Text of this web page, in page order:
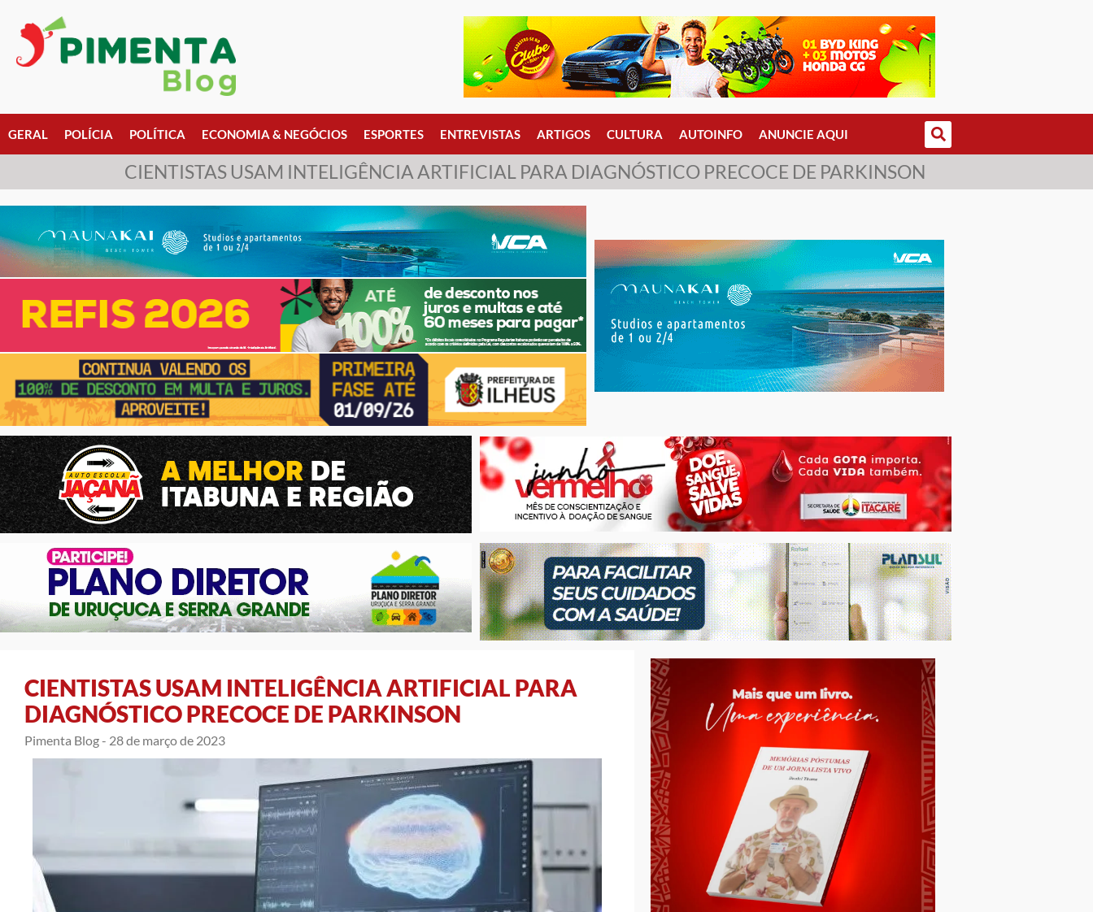
GERAL POLÍCIA POLÍTICA ECONOMIA & NEGÓCIOS ESPORTES ENTREVISTAS ARTIGOS CULTURA AUTOINFO ANUNCIE AQUI
CIENTISTAS USAM INTELIGÊNCIA ARTIFICIAL PARA DIAGNÓSTICO PRECOCE DE PARKINSON
CIENTISTAS USAM INTELIGÊNCIA ARTIFICIAL PARA
DIAGNÓSTICO PRECOCE DE PARKINSON
Pimenta Blog - 28 de março de 2023